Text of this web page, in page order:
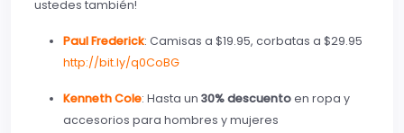
ustedes también!
Paul Frederick: Camisas a $19.95, corbatas a $29.95
http://bit.ly/q0CoBG
Kenneth Cole: Hasta un 30% descuentoen ropa y
accesorios para hombres y mujeres